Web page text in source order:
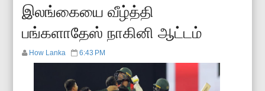
இலங்கையை வீழ்த்தி
பங்களாதேஸ் நாகினி ஆட்டம்
How Lanka 6:43 PM